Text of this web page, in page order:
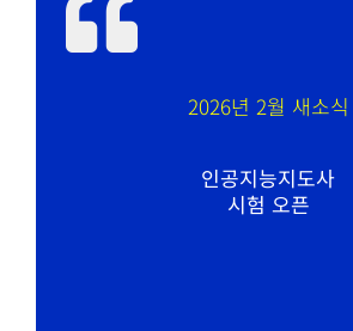
2026년 2월 새소식
인공지능지도사
시험 오픈